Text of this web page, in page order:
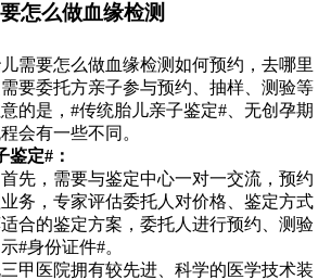
怎么做血缘检测
需要怎么做血缘检测如何预约，去哪里
要委托方亲子参与预约、抽样、测验等
的是，#传统胎儿亲子鉴定#、无创孕期
会有一些不同。
鉴定#：
先，需要与鉴定中心一对一交流，预约
务，专家评估委托人对价格、鉴定方式
合的鉴定方案，委托人进行预约、测验
#身份证件#。
甲医院拥有较先进、科学的医学技术装